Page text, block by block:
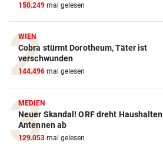
150.249 mal gelesen
WIEN
Cobra stürmt Dorotheum, Täter ist
verschwunden
144.496 mal gelesen
MEDIEN
Neuer Skandal! ORF dreht Haushalten
Antennen ab
129.053 mal gelesen